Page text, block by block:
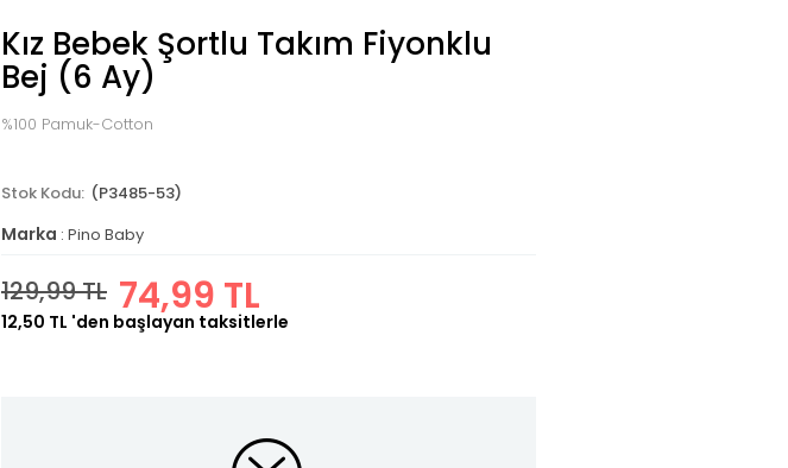
Kız Bebek Şortlu Takım Fiyonklu
Bej (6 Ay)
%100 Pamuk-Cotton
(P3485-53)
Marka : Pino Baby
129,99 TL 74,99 TL
12,50 TL 'den başlayan taksitlerle